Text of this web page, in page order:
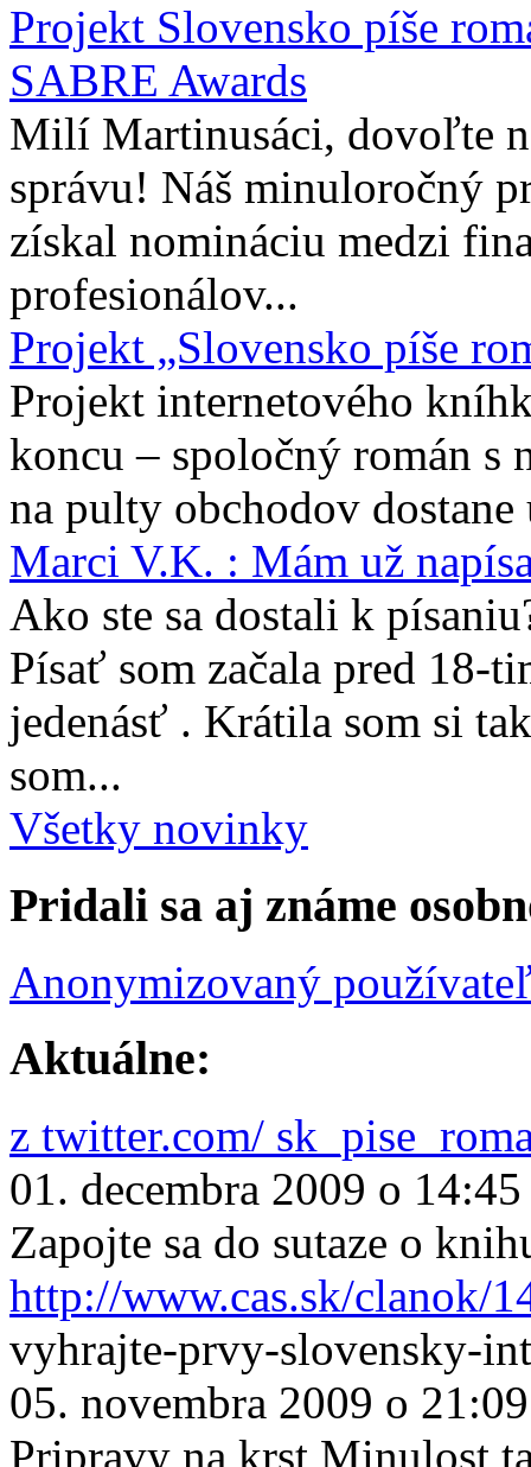
Projekt Slovensko píše
SABRE Awards
Milí Martinusáci, dovoľte
správu! Náš minuloročný
získal nomináciu medzi
profesionálov...
Projekt „Slovensko píše
Projekt internetového
koncu – spoločný román s
na pulty obchodov
Marci V.K. : Mám už
Ako ste sa dostali k
Písať som začala pred 18-
jedenásť . Krátila som si
som...
Všetky novinky
Pridali sa aj známe
Anonymizovaný
Aktuálne:
z twitter.com/
01. decembra 2009 o 14:45
Zapojte sa do sutaze o
http://www.cas.sk/clanok/
vyhrajte-prvy-slovensky-
05. novembra 2009 o 21:09
Pripravy na krst Minulost